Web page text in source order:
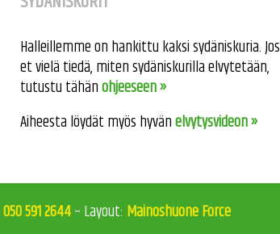
Halleillemme on hankittu kaksi sydäniskuria. Jos
et vielä tiedä, miten sydäniskurilla elvytetään,
tutustu tähänohjeeseen »
Aiheesta löydät myös hyvänelvytysvideon »
050 591 2644– Layout: Mainoshuone Force